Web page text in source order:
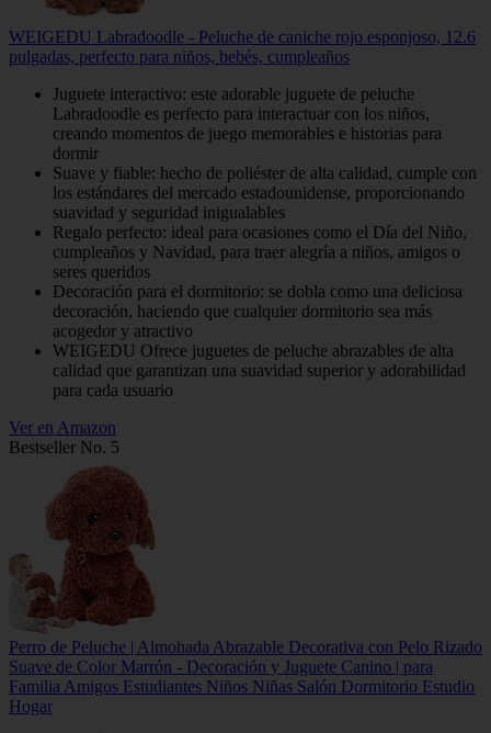
WEIGEDU Labradoodle - Peluche de caniche rojo esponjoso, 12.6
pulgadas, perfecto para niños, bebés, cumpleaños
Juguete interactivo: este adorable juguete de peluche
Labradoodle es perfecto para interactuar con los niños,
creando momentos de juego memorables e historias para
dormir
Suave y fiable: hecho de poliéster de alta calidad, cumple con
los estándares del mercado estadounidense, proporcionando
suavidad y seguridad inigualables
Regalo perfecto: ideal para ocasiones como el Día del Niño,
cumpleaños y Navidad, para traer alegría a niños, amigos o
seres queridos
Decoración para el dormitorio: se dobla como una deliciosa
decoración, haciendo que cualquier dormitorio sea más
acogedor y atractivo
WEIGEDU Ofrece juguetes de peluche abrazables de alta
calidad que garantizan una suavidad superior y adorabilidad
para cada usuario
Ver en Amazon
Bestseller No. 5
Perro de Peluche | Almohada Abrazable Decorativa con Pelo Rizado
Suave de Color Marrón - Decoración y Juguete Canino | para
Familia Amigos Estudiantes Niños Niñas Salón Dormitorio Estudio
Hogar